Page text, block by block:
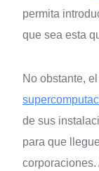
permita
que sea esta
No obstante,
de sus
para que